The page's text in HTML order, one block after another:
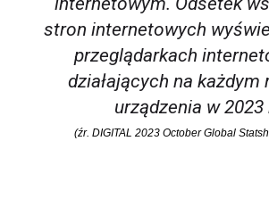
stron internetowych
przeglądarkach
działających na każdym
urządzenia w 2023
(źr. DIGITAL 2023 October Global